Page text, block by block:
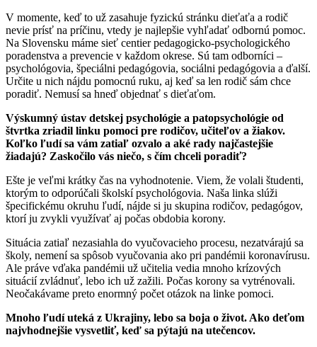
V momente, keď to už zasahuje fyzickú stránku dieťaťa a rodič
nevie prísť na príčinu, vtedy je najlepšie vyhľadať odbornú pomoc.
Na Slovensku máme sieť centier pedagogicko-psychologického
poradenstva a prevencie v každom okrese. Sú tam odborníci –
psychológovia, špeciálni pedagógovia, sociálni pedagógovia a ďalší.
Určite u nich nájdu pomocnú ruku, aj keď sa len rodič sám chce
poradiť. Nemusí sa hneď objednať s dieťaťom.
Výskumný ústav detskej psychológie a patopsychológie od
štvrtka zriadil linku pomoci pre rodičov, učiteľov a žiakov.
Koľko ľudí sa vám zatiaľ ozvalo a aké rady najčastejšie
žiadajú? Zaskočilo vás niečo, s čím chceli poradiť?
Ešte je veľmi krátky čas na vyhodnotenie. Viem, že volali študenti,
ktorým to odporúčali školskí psychológovia. Naša linka slúži
špecifickému okruhu ľudí, nájde si ju skupina rodičov, pedagógov,
ktorí ju zvykli využívať aj počas obdobia korony.
Situácia zatiaľ nezasiahla do vyučovacieho procesu, nezatvárajú sa
školy, nemení sa spôsob vyučovania ako pri pandémii koronavírusu.
Ale práve vďaka pandémii už učitelia vedia mnoho krízových
situácií zvládnuť, lebo ich už zažili. Počas korony sa vytrénovali.
Neočakávame preto enormný počet otázok na linke pomoci.
Mnoho ľudí uteká z Ukrajiny, lebo sa boja o život. Ako deťom
najvhodnejšie vysvetliť, keď sa pýtajú na utečencov.